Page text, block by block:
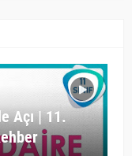
Açı | 11.